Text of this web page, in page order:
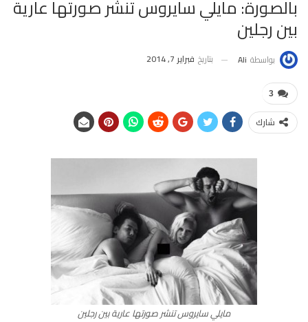
بالصورة: مايلي سايروس تنشر صورتها عارية
بين رجلين
بواسطة Ali بتاريخ فبراير 7, 2014
3
شارك
مايلي سايروس تنشر صورتها عارية بين رجلين